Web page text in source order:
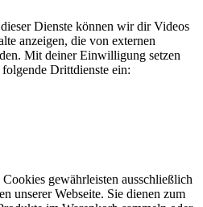
Dienste können wir dir Videos
anzeigen, die von externen
Mit deiner Einwilligung setzen
Drittdienste ein:
gewährleisten ausschließlich
unserer Webseite. Sie dienen zum